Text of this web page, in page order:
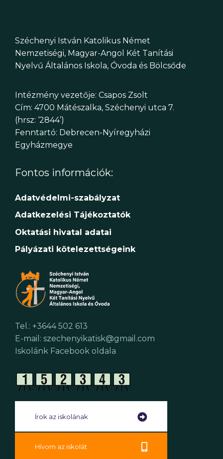
Széchenyi István Katolikus Német
Nemzetiségi, Magyar-Angol Két Tanítási
Nyelvű Általános Iskola, Óvoda és Bölcsőde
Intézmény vezetője: Csapos Zsolt
Cím: 4700 Mátészalka, Széchenyi utca 7.
(hrsz: ‘2844’)
Fenntartó: Debrecen-Nyíregyházi
Egyházmegye
Fontos információk:
Adatvédelmi-szabályzat
Adatkezelési Tájékoztatók
Oktatási hivatal adatai
Pályázati kötelezettségeink
Tel.: +3644 502 613
E-mail: szechenyikatisk@gmail.com
Iskolánk Facebook oldala
Írok az iskolának
Hívom az iskolát